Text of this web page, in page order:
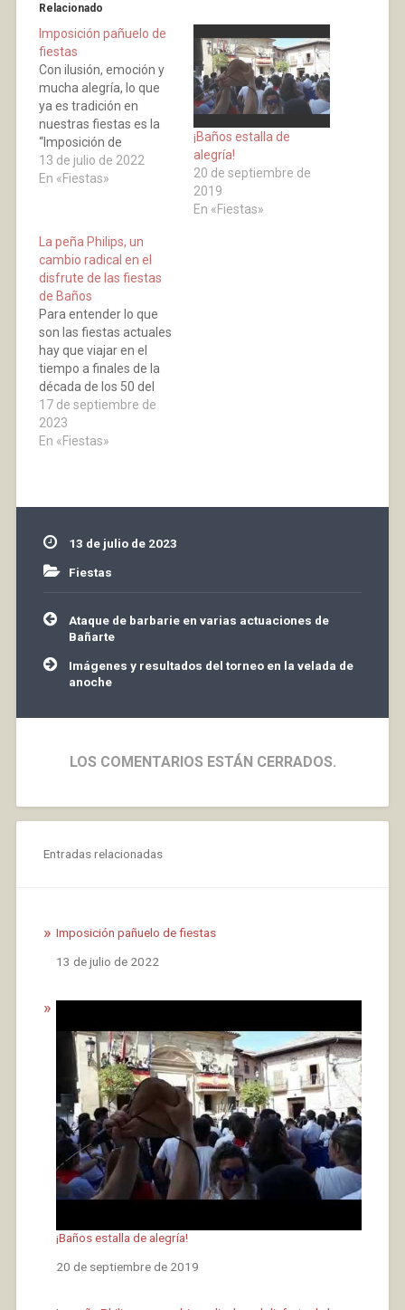
Relacionado
Imposición pañuelo de
fiestas
Con ilusión, emoción y
mucha alegría, lo que
ya es tradición en
nuestras fiestas es la
“Imposición de
Pañuelos” a los niños y
niñas nacidos desde las
quiere ampliar , dando
la posibilidad a esas
nuevas generaciones
que no habiendo sido
empadronados…
13 de julio de 2022
En «Fiestas»
¡Baños estalla de
alegría!
20 de septiembre de
2019
En «Fiestas»
La peña Philips, un
cambio radical en el
disfrute de las fiestas
de Baños
Para entender lo que
son las fiestas actuales
hay que viajar en el
tiempo a finales de la
década de los 50 del
siglo pasado (1959)
cuando Ricardo
Gutiérrez Barco natural
confiamos que…
17 de septiembre de
2023
En «Fiestas»
13 de julio de 2023
Fiestas
Navegación
de
entradas
Ataque de barbarie en varias actuaciones de
Bañarte
Imágenes y resultados del torneo en la velada de
anoche
LOS COMENTARIOS ESTÁN CERRADOS.
Entradas relacionadas
Imposición pañuelo de fiestas
Fecha
13 de julio de 2022
¡Baños estalla de alegría!
Fecha
20 de septiembre de 2019